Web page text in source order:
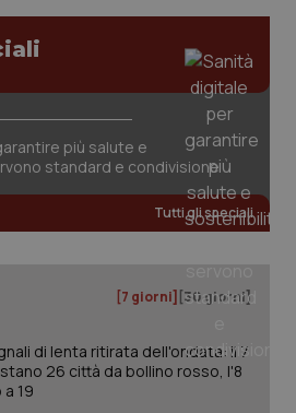
più salute e
standard e condivisione
Tutti gli speciali
[7 giorni] [30 giorni]
di lenta ritirata dell'ondata: il 7
26 città da bollino rosso, l'8
19